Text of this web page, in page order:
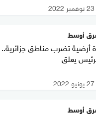
23 نوفمبر 2022
أوسط
أرضية تضرب مناطق جزائرية..
يعلق
27 يونيو 2022
أوسط